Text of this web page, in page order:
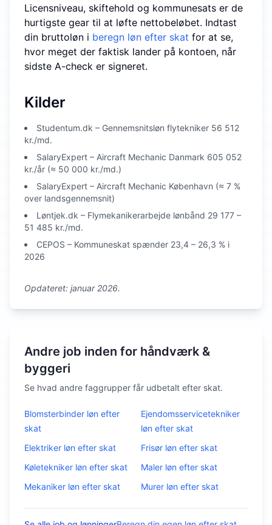
Licensniveau, skiftehold og kommunesats er de
hurtigste gear til at løfte nettobeløbet. Indtast
din bruttoløn i beregn løn efter skat for at se,
hvor meget der faktisk lander på kontoen, når
sidste A-check er signeret.
Kilder
Studentum.dk – Gennemsnitsløn flytekniker 56 512
kr./md.
SalaryExpert – Aircraft Mechanic Danmark 605 052
kr./år (≈ 50 000 kr./md.)
SalaryExpert – Aircraft Mechanic København (≈ 7 %
over landsgennemsnit)
Løntjek.dk – Flymekanikerarbejde lønbånd 29 177 –
51 485 kr./md.
CEPOS – Kommuneskat spænder 23,4 – 26,3 % i
2026
Opdateret: januar 2026.
Andre job inden for håndværk &
byggeri
Se hvad andre faggrupper får udbetalt efter skat.
Blomsterbinder løn efter
skat
Ejendomsservicetekniker
løn efter skat
Elektriker løn efter skat Frisør løn efter skat
Køletekniker løn efter skat Maler løn efter skat
Mekaniker løn efter skat Murer løn efter skat